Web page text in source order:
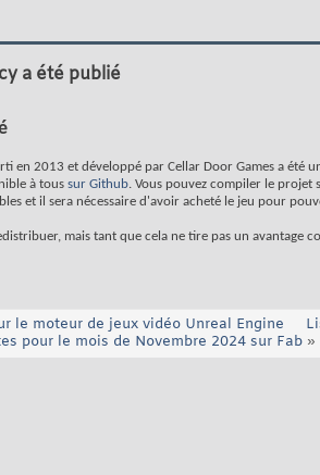
a été publié
en 2013 et développé par Cellar Door Games a été
à tous sur Github. Vous pouvez compiler le projet
et il sera nécessaire d'avoir acheté le jeu pour
mais tant que cela ne tire pas un avantage
le moteur de jeux vidéo Unreal Engine
pour le mois de Novembre 2024 sur Fab »